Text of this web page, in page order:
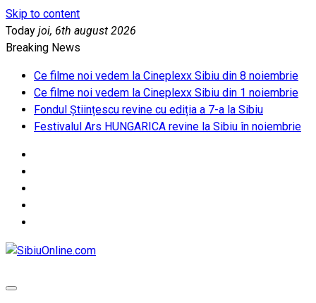
Skip to content
Today joi, 6th august 2026
Breaking News
Ce filme noi vedem la Cineplexx Sibiu din 8 noiembrie
Ce filme noi vedem la Cineplexx Sibiu din 1 noiembrie
Fondul Științescu revine cu ediția a 7-a la Sibiu
Festivalul Ars HUNGARICA revine la Sibiu în noiembrie